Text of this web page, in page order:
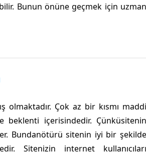
Bunun önüne geçmek için uzman
olmaktadır. Çok az bir kısmı maddi
beklenti içerisindedir. Çünküsitenin
Bundanötürü sitenin iyi bir şekilde
Sitenizin internet kullanıcıları